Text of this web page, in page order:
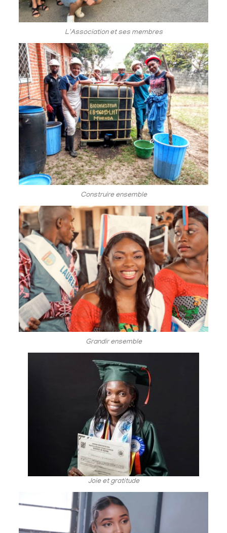
L'Association et ses membres
Construire ensemble
Grandir ensemble
Joie et gratitude